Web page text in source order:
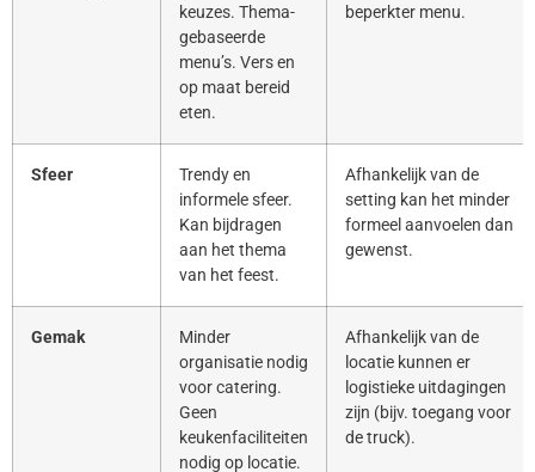
keuzes. Thema-
gebaseerde
menu’s. Vers en
op maat bereid
eten.
beperkter menu.
Sfeer
Trendy en
informele sfeer.
Kan bijdragen
aan het thema
van het feest.
Afhankelijk van de
setting kan het minder
formeel aanvoelen dan
gewenst.
Gemak
Minder
organisatie nodig
voor catering.
Geen
keukenfaciliteiten
nodig op locatie.
Afhankelijk van de
locatie kunnen er
logistieke uitdagingen
zijn (bijv. toegang voor
de truck).